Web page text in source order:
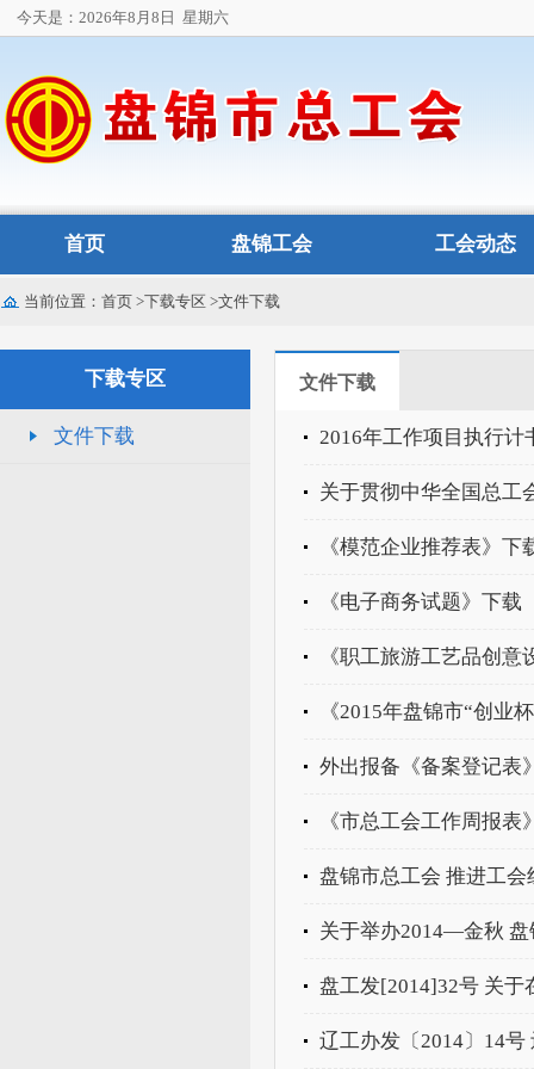
今天是：2026年8月8日 星期六
首页 盘锦工会 工会动态
当前位置： 首页 >下载专区 >文件下载
下载专区
文件下载
文件下载
2016年工作项目执行计
《模范企业推荐表》下
《电子商务试题》下载
《职工旅游工艺品创
《2015年盘锦市“创业
外出报备《备案登记表
《市总工会工作周报表
关于举办2014—金秋